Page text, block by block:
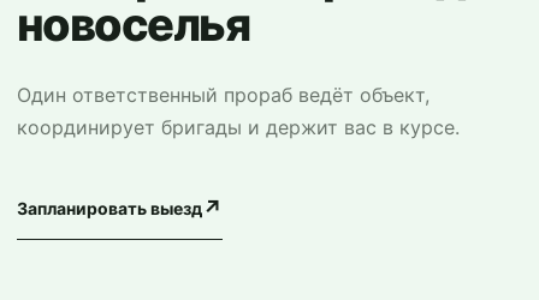
новоселья
Один ответственный прораб ведёт объект,
координирует бригады и держит вас в курсе.
Запланировать выезд↗